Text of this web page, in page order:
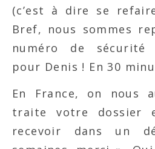
(c’est à dire se
Bref, nous sommes
numéro de sécurité
pour Denis ! En 30
En France, on nous
traite votre dossier
recevoir dans un